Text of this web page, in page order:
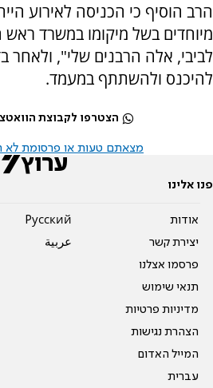
הרב הוסיף כי הכניסה לאירוע
מיוחדים בשל מיקומו במשרד
לביבי, אלה הרבנים שלי", ולאחר
להיכנס ולהשתתף במעמד.
הצטרפו לקבוצת
מצאתם טעות או פרסומת לא
פנו אלינו
אודות
יצירת קשר
פרסמו אצלנו
תנאי שימוש
מדיניות פרטיות
הצהרת נגישות
המייל האדום
עברית
Pусский
عربية